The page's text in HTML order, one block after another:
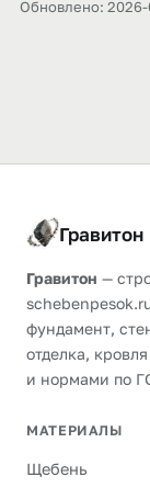
Обновлено: 2026-
Гравитон
Гравитон —
фундамент,
отделка,
и нормами по
МАТЕРИАЛЫ
Щебень